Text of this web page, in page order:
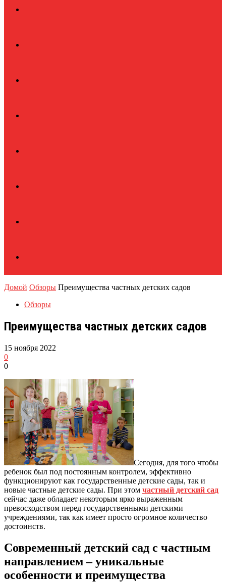
Домой Обзоры Преимущества частных детских садов
Обзоры
Преимущества частных детских садов
15 ноября 2022
0
0
Сегодня, для того чтобы
ребенок был под постоянным контролем, эффективно
функционируют как государственные детские сады, так и
новые частные детские сады. При этом частный детский сад
сейчас даже обладает некоторым ярко выраженным
превосходством перед государственными детскими
учреждениями, так как имеет просто огромное количество
достоинств.
Современный детский сад с частным
направлением – уникальные
особенности и преимущества